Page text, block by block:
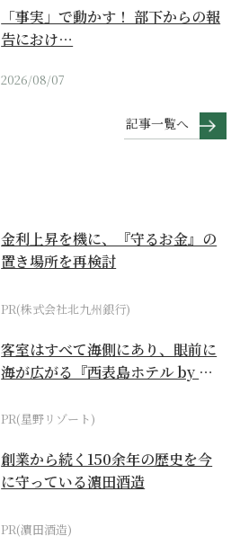
「事実」で動かす！ 部下からの報
告におけ…
2026/08/07
記事一覧へ
金利上昇を機に、『守るお金』の
置き場所を再検討
PR(株式会社北九州銀行)
客室はすべて海側にあり、眼前に
海が広がる『西表島ホテル by 星
PR(星野リゾート)
創業から続く150余年の歴史を今
に守っている濵田酒造
PR(濵田酒造)